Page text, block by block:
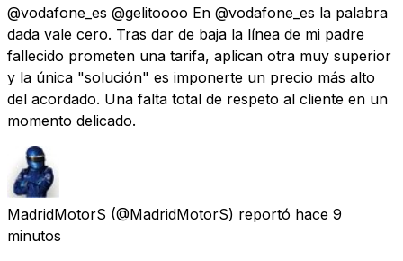
@vodafone_es @gelitoooo En @vodafone_es la palabra
dada vale cero. Tras dar de baja la línea de mi padre
fallecido prometen una tarifa, aplican otra muy superior
y la única "solución" es imponerte un precio más alto
del acordado. Una falta total de respeto al cliente en un
momento delicado.
MadridMotorS (@MadridMotorS) reportó hace 9
minutos